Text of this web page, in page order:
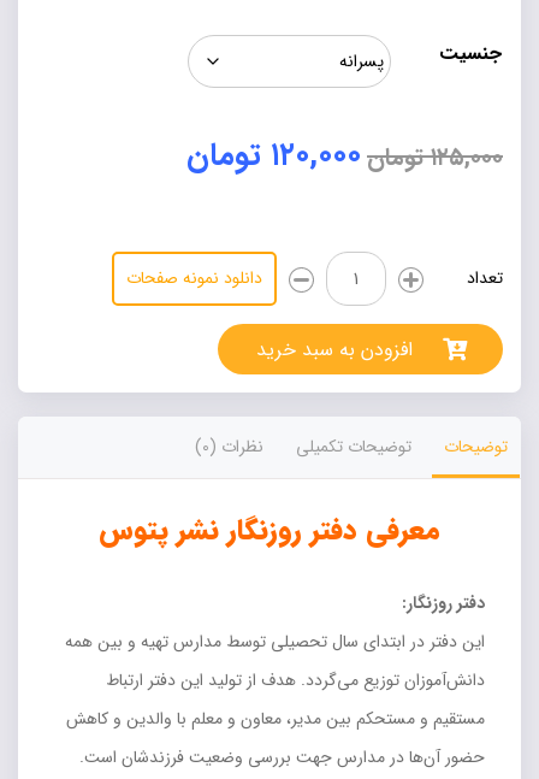
جنسیت
۱۲۵,۰۰۰تومان اصلی:
۱۲۰,۰۰۰ تومان
تعداد
دفتر
روزنگار
پسرانه
دخترانه
نشر
پتوس
عدد
دانلود نمونه صفحات
افزودن به سبد خرید
توضیحات توضیحات تکمیلی نظرات (0)
معرفی دفتر روزنگار نشر پتوس
دفتر روزنگار:
این دفتر در ابتدای سال تحصیلی توسط مدارس تهیه و بین همه
دانش‌آموزان توزیع می‌گردد. هدف از تولید این دفتر ارتباط
مستقیم و مستحکم بین مدیر، معاون و معلم با والدین و کاهش
حضور آن‌ها در مدارس جهت بررسی وضعیت فرزندشان است.